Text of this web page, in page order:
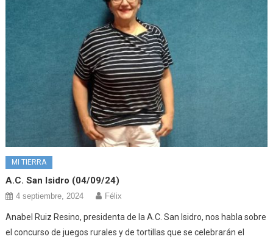
MI TIERRA
A.C. San Isidro (04/09/24)
4 septiembre, 2024 Félix
Anabel Ruiz Resino, presidenta de la A.C. San Isidro, nos habla sobre
el concurso de juegos rurales y de tortillas que se celebrarán el